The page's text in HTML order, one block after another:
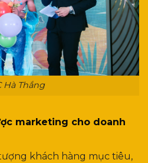
Hà Thắng
marketing cho doanh
khách hàng mục tiêu,